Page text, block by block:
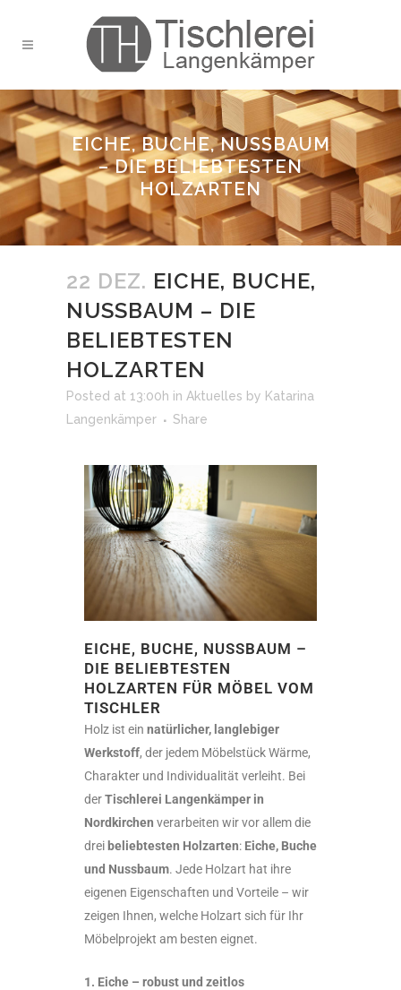
EICHE, BUCHE, NUSSBAUM
– DIE BELIEBTESTEN
HOLZARTEN
22 DEZ. EICHE, BUCHE,
NUSSBAUM – DIE
BELIEBTESTEN
HOLZARTEN
Posted at 13:00h in Aktuelles by Katarina
Langenkämper
Share
EICHE, BUCHE, NUSSBAUM –
DIE BELIEBTESTEN
HOLZARTEN FÜR MÖBEL VOM
TISCHLER
Holz ist ein natürlicher, langlebiger
Werkstoff, der jedem Möbelstück Wärme,
Charakter und Individualität verleiht. Bei
derTischlerei Langenkämper in
Nordkirchen verarbeiten wir vor allem die
drei beliebtesten Holzarten: Eiche, Buche
und Nussbaum. Jede Holzart hat ihre
eigenen Eigenschaften und Vorteile – wir
zeigen Ihnen, welche Holzart sich für Ihr
Möbelprojekt am besten eignet.
1. Eiche – robust und zeitlos